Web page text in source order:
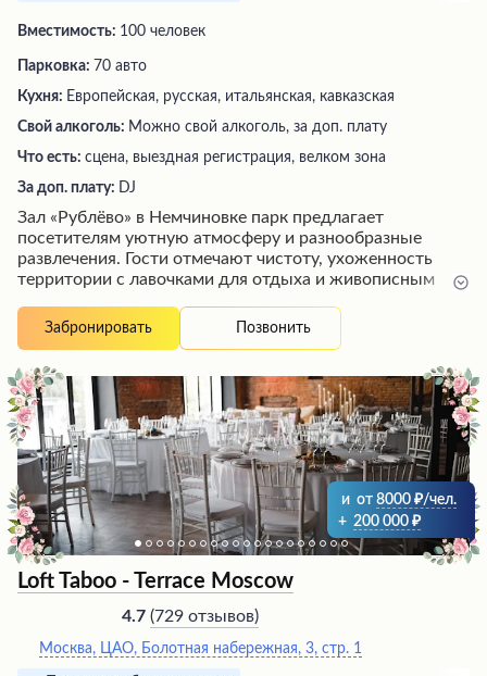
Вместимость: 100 человек
Парковка: 70 авто
Кухня: Европейская, русская, итальянская, кавказская
Свой алкоголь: Можно свой алкоголь, за доп. плату
Что есть: сцена, выездная регистрация, велком зона
За доп. плату: DJ
Зал «Рублёво» в Немчиновке парк предлагает
посетителям уютную атмосферу и разнообразные
развлечения. Гости отмечают чистоту, ухоженность
территории с лавочками для отдыха и живописным
анимация для детей, возможность поиграть в Мафию, а
также спа-зона, боулинг и удобные просторные
путешествует на автомобиле, и в то же время создает
ощущение отдаленности от города. Посетители
высоко оценивают сервис и гостеприимство персонала.
Забронировать Позвонить
и от 8000
/чел.
+ 200 000
Loft Taboo - Terrace Moscow
4.7 (729 отзывов)
Москва, ЦАО, Болотная набережная, 3, стр. 1